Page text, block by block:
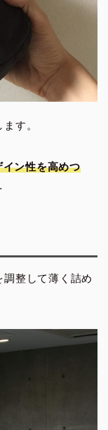
す。
ン性を高めつ
整して薄く詰め